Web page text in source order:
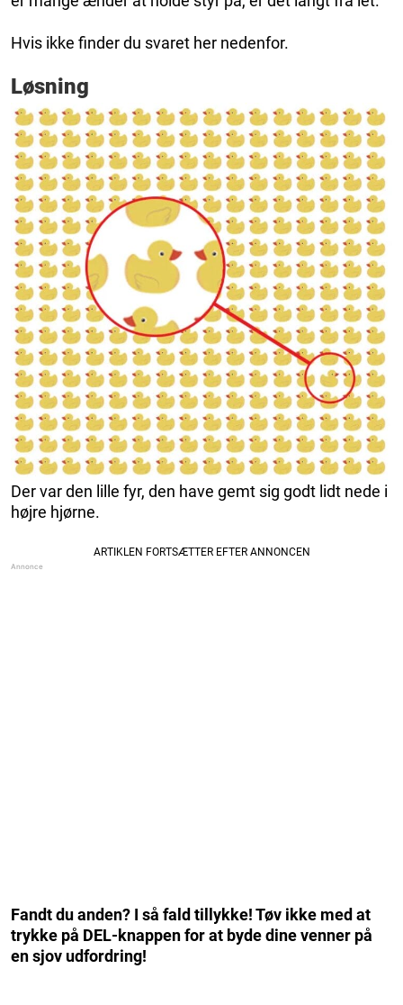
Hvis ikke finder du svaret her nedenfor.
Løsning
Der var den lille fyr, den have gemt sig godt lidt nede i
højre hjørne.
Fandt du anden? I så fald tillykke! Tøv ikke med at
trykke på DEL-knappen for at byde dine venner på
en sjov udfordring!